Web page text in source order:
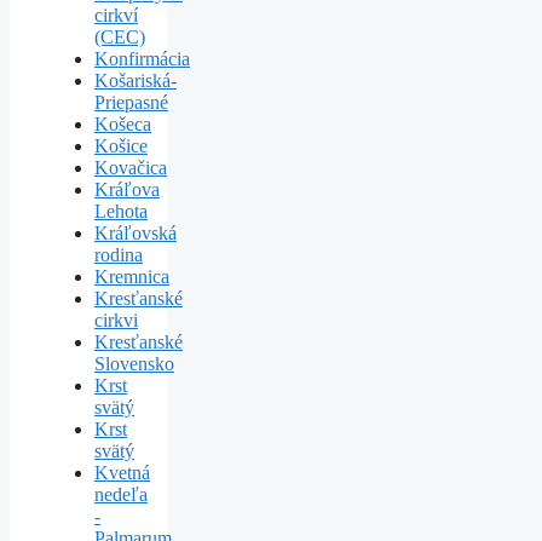
cirkví
(CEC)
Konfirmácia
Košariská-
Priepasné
Košeca
Košice
Kovačica
Kráľova
Lehota
Kráľovská
rodina
Kremnica
Kresťanské
cirkvi
Kresťanské
Slovensko
Krst
svätý
Krst
svätý
Kvetná
nedeľa
-